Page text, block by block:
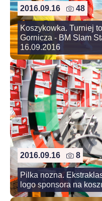
2016.09.16 48
Koszykowka. Turniej
Gornicza - BM Slam
16.09.2016
2016.09.16 8
Pilka nozna.
logo sponsora na